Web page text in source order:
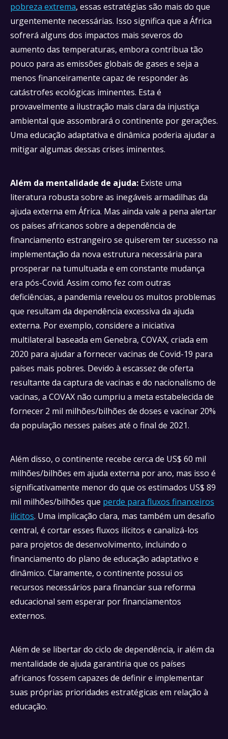
pobreza extrema, essas estratégias são mais do que
urgentemente necessárias. Isso significa que a África
sofrerá alguns dos impactos mais severos do
aumento das temperaturas, embora contribua tão
pouco para as emissões globais de gases e seja a
menos financeiramente capaz de responder às
catástrofes ecológicas iminentes. Esta é
provavelmente a ilustração mais clara da injustiça
ambiental que assombrará o continente por gerações.
Uma educação adaptativa e dinâmica poderia ajudar a
mitigar algumas dessas crises iminentes.
Além da mentalidade de ajuda: Existe uma
literatura robusta sobre as inegáveis armadilhas da
ajuda externa em África. Mas ainda vale a pena alertar
os países africanos sobre a dependência de
financiamento estrangeiro se quiserem ter sucesso na
implementação da nova estrutura necessária para
prosperar na tumultuada e em constante mudança
era pós-Covid. Assim como fez com outras
deficiências, a pandemia revelou os muitos problemas
que resultam da dependência excessiva da ajuda
externa. Por exemplo, considere a iniciativa
multilateral baseada em Genebra, COVAX, criada em
2020 para ajudar a fornecer vacinas de Covid-19 para
países mais pobres. Devido à escassez de oferta
resultante da captura de vacinas e do nacionalismo de
vacinas, a COVAX não cumpriu a meta estabelecida de
fornecer 2 mil milhões/bilhões de doses e vacinar 20%
da população nesses países até o final de 2021.
Além disso, o continente recebe cerca de US$ 60 mil
milhões/bilhões em ajuda externa por ano, mas isso é
significativamente menor do que os estimados US$ 89
mil milhões/bilhões que perde para fluxos financeiros
ilícitos. Uma implicação clara, mas também um desafio
central, é cortar esses fluxos ilícitos e canalizá-los
para projetos de desenvolvimento, incluindo o
financiamento do plano de educação adaptativo e
dinâmico. Claramente, o continente possui os
recursos necessários para financiar sua reforma
educacional sem esperar por financiamentos
externos.
Além de se libertar do ciclo de dependência, ir além da
mentalidade de ajuda garantiria que os países
africanos fossem capazes de definir e implementar
suas próprias prioridades estratégicas em relação à
educação.